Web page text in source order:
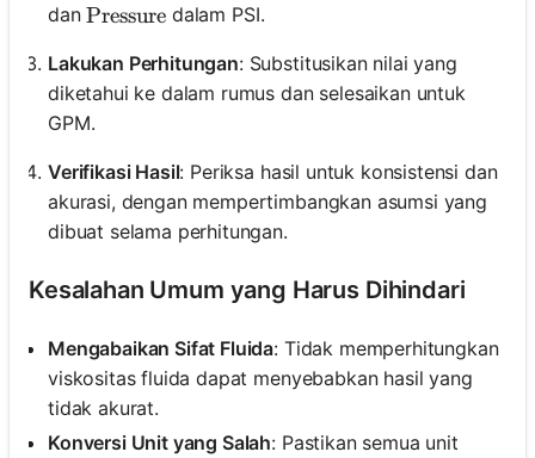
dan\text{Pressure}
Pressure dalam PSI.
Lakukan Perhitungan: Substitusikan nilai yang
diketahui ke dalam rumus dan selesaikan untuk
GPM.
Verifikasi Hasil: Periksa hasil untuk konsistensi dan
akurasi, dengan mempertimbangkan asumsi yang
dibuat selama perhitungan.
Kesalahan Umum yang Harus Dihindari
Mengabaikan Sifat Fluida: Tidak memperhitungkan
viskositas fluida dapat menyebabkan hasil yang
tidak akurat.
Konversi Unit yang Salah: Pastikan semua unit